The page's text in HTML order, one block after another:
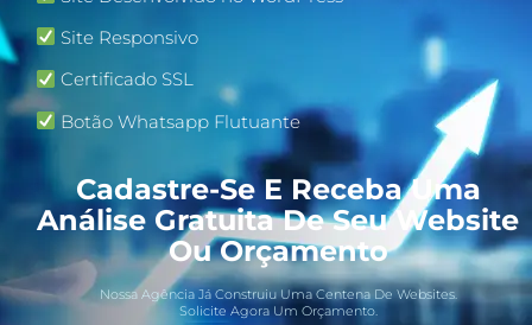
Site Responsivo
Certificado SSL
Botão Whatsapp Flutuante
Cadastre-Se E Receba Uma
Análise Gratuita De Seu Website
Ou Orçamento
Nossa Agência Já Construiu Uma Centena De Websites.
Solicite Agora Um Orçamento.